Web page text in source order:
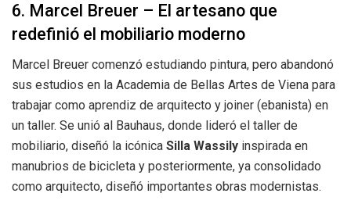
6. Marcel Breuer – El artesano que
redefinió el mobiliario moderno
Marcel Breuer comenzó estudiando pintura, pero abandonó
sus estudios en la Academia de Bellas Artes de Viena para
trabajar como aprendiz de arquitecto y joiner (ebanista) en
un taller. Se unió al Bauhaus, donde lideró el taller de
mobiliario, diseñó la icónica Silla Wassily inspirada en
manubrios de bicicleta y posteriormente, ya consolidado
como arquitecto, diseñó importantes obras modernistas.